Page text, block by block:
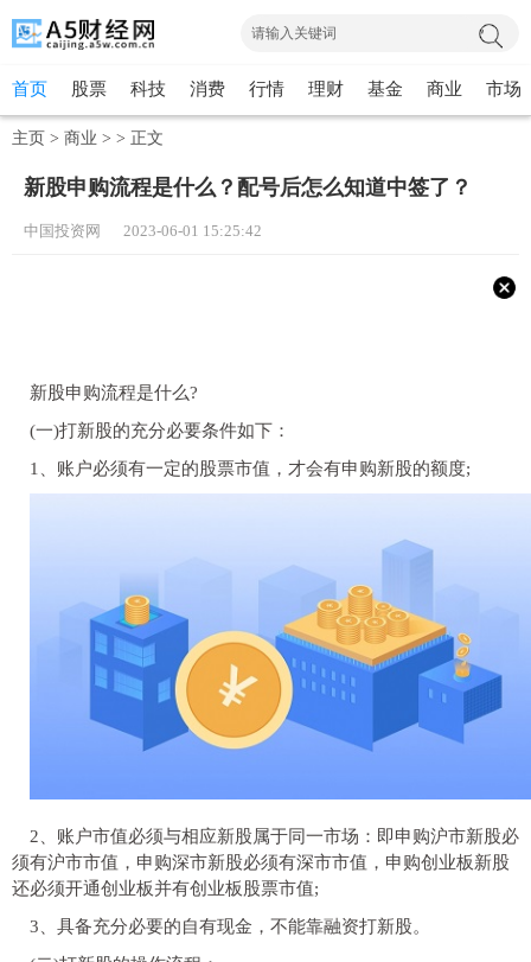
首页 股票 科技 消费 行情 理财 基金 商业 市场
主页 > 商业 > > 正文
新股申购流程是什么？配号后怎么知道中签了？
中国投资网 2023-06-01 15:25:42
新股申购流程是什么?
(一)打新股的充分必要条件如下：
1、账户必须有一定的股票市值，才会有申购新股的额度;
2、账户市值必须与相应新股属于同一市场：即申购沪市新股必
须有沪市市值，申购深市新股必须有深市市值，申购创业板新股
还必须开通创业板并有创业板股票市值;
3、具备充分必要的自有现金，不能靠融资打新股。